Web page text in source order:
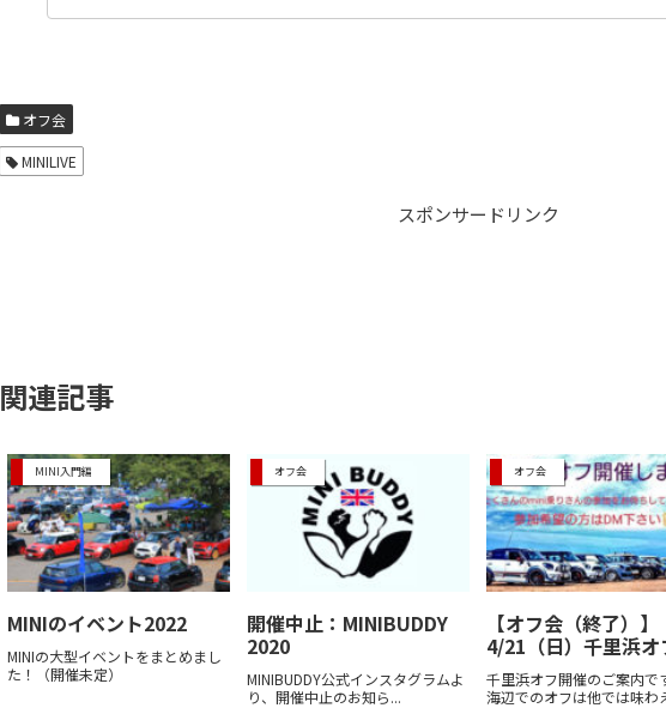
オフ会
MINILIVE
スポンサードリンク
関連記事
MINI入門編
MINIのイベント2022
MINIの大型イベントをまとめまし
た！（開催未定）
オフ会
開催中止：MINIBUDDY
2020
MINIBUDDY公式インスタグラムよ
り、開催中止のお知ら...
オフ会
【オフ会（終了）】
4/21（日）千里浜オ
千里浜オフ開催のご案内で
海辺でのオフは他では味わ